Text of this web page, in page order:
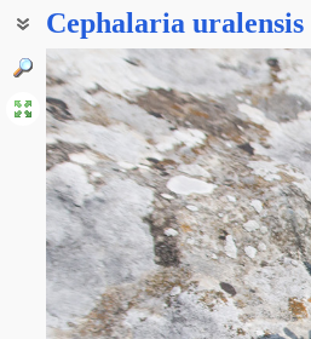
Cephalaria uralensis